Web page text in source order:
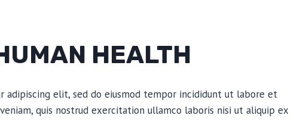
HEALTH
adipiscing elit, sed do eiusmod tempor incididunt ut labore et
quis nostrud exercitation ullamco laboris nisi ut aliquip ex